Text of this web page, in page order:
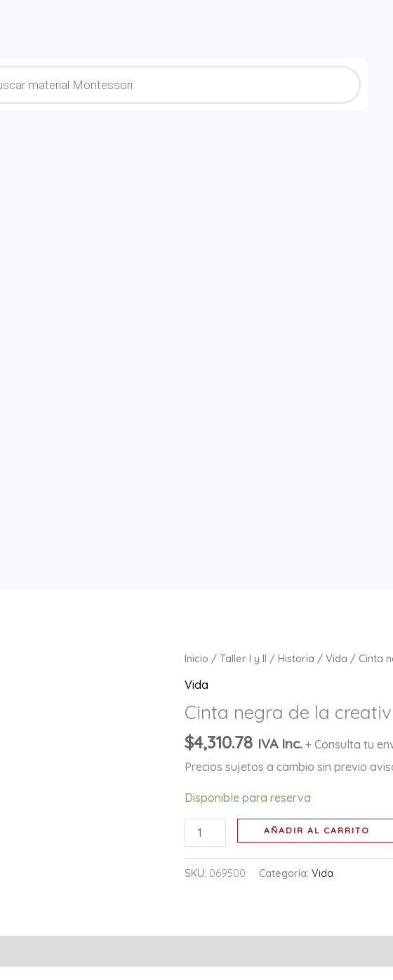
Inicio /Taller I y II /Historia /Vida / Cinta
Vida
Cinta negra de la
$4,310.78 IVA Inc. + Consulta tu
Precios sujetos a cambio sin previo
Disponible para reserva
Cinta
negra
la
creatividad
AÑADIR AL CARRITO
SKU: 069500 Categoría:Vida